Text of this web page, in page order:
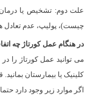
علت دوم: تشخیص یا درمان
چیست)، پولیپ، عدم
در هنگام عمل کورتاژ چه
کلینیک یا بیمارستان
اگر موارد زیر وجود دارد